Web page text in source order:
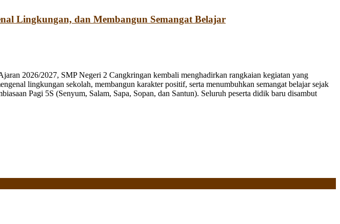
Lingkungan, dan Membangun Semangat Belajar
2026/2027, SMP Negeri 2 Cangkringan kembali menghadirkan rangkaian kegiatan yang
lingkungan sekolah, membangun karakter positif, serta menumbuhkan semangat belajar sejak
Pagi 5S (Senyum, Salam, Sapa, Sopan, dan Santun). Seluruh peserta didik baru disambut